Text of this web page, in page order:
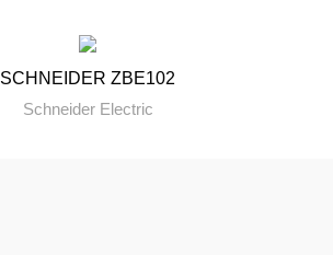
SCHNEIDER ZBE102
Schneider Electric